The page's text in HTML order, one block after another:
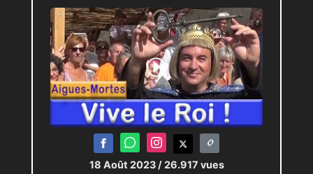
18 Août 2023 / 26.917 vues